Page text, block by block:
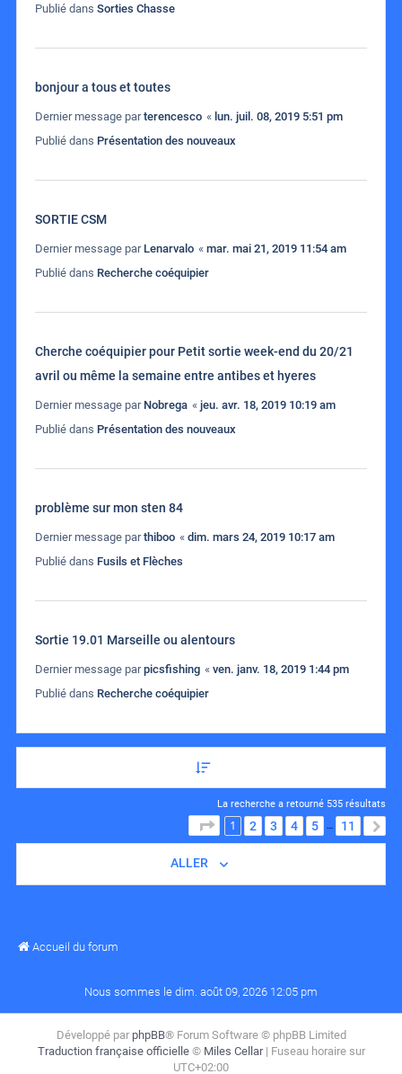
Publié dans Sorties Chasse
bonjour a tous et toutes
Dernier message parterencesco « lun. juil. 08, 2019 5:51 pm
Publié dans Présentation des nouveaux
SORTIE CSM
Dernier message par Lenarvalo « mar. mai 21, 2019 11:54 am
Publié dans Recherche coéquipier
Cherche coéquipier pour Petit sortie week-end du 20/21
avril ou même la semaine entre antibes et hyeres
Dernier message par Nobrega « jeu. avr. 18, 2019 10:19 am
Publié dans Présentation des nouveaux
problème sur mon sten 84
Dernier message parthiboo « dim. mars 24, 2019 10:17 am
Publié dans Fusils et Flèches
Sortie 19.01 Marseille ou alentours
Dernier message parpicsfishing « ven. janv. 18, 2019 1:44 pm
Publié dans Recherche coéquipier
La recherche a retourné 535 résultats
PAGE 1 SUR 11
1 2 3 4 5 … 11
ALLER
Accueil du forum
Nous sommes le dim. août 09, 2026 12:05 pm
Développé par phpBB® Forum Software © phpBB Limited
Traduction française officielle© Miles Cellar | Fuseau horaire sur
UTC+02:00